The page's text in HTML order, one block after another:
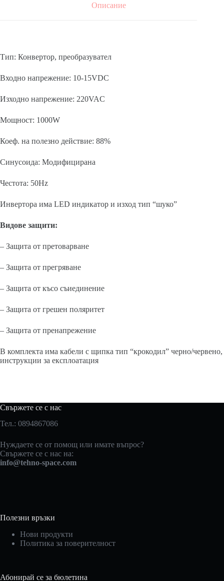
Описание
Тип: Конвертор, преобразувател
Входно напрежение: 10-15VDC
Изходно напрежение: 220VAC
Мощност: 1000W
Коеф. на полезно действие: 88%
Синусоида: Модифицирана
Честота: 50Hz
Инвертора има LED индикатор и изход тип “шуко”
Видове защити:
– Защита от претоварване
– Защита от прегряване
– Защита от късо съиединение
– Защита от грешен поляритет
– Защита от пренапрежение
В комплекта има кабели с щипка тип “крокодил” черно/червено,
инструкции за експлоатация
Свържете се с нас
Тел.: 0894867086
Нуждаете се от помощ или имате въпрос?
Свържете се с нас на:
info@tehno-space.com
Полезни връзки
Нови продукти
Политика за поверителност
Абонирай се за бюлетина